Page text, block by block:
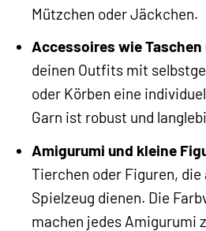
Mützchen oder Jäckchen.
Accessoires wie Taschen
deinen Outfits mit
oder Körben eine
Garn ist robust und
Amigurumi und kleine
Tierchen oder Figuren,
Spielzeug dienen. Die
machen jedes Amigurumi